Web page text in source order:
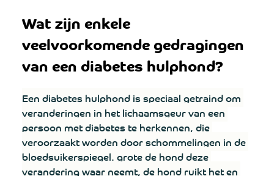
Wat zijn enkele
veelvoorkomende gedragingen
van een diabetes hulphond?
Een diabetes hulphond is speciaal getraind om
veranderingen in het lichaamsgeur van een
persoon met diabetes te herkennen, die
veroorzaakt worden door schommelingen in de
bloedsuikerspiegel. grote de hond deze
verandering waar neemt, de hond ruikt het en